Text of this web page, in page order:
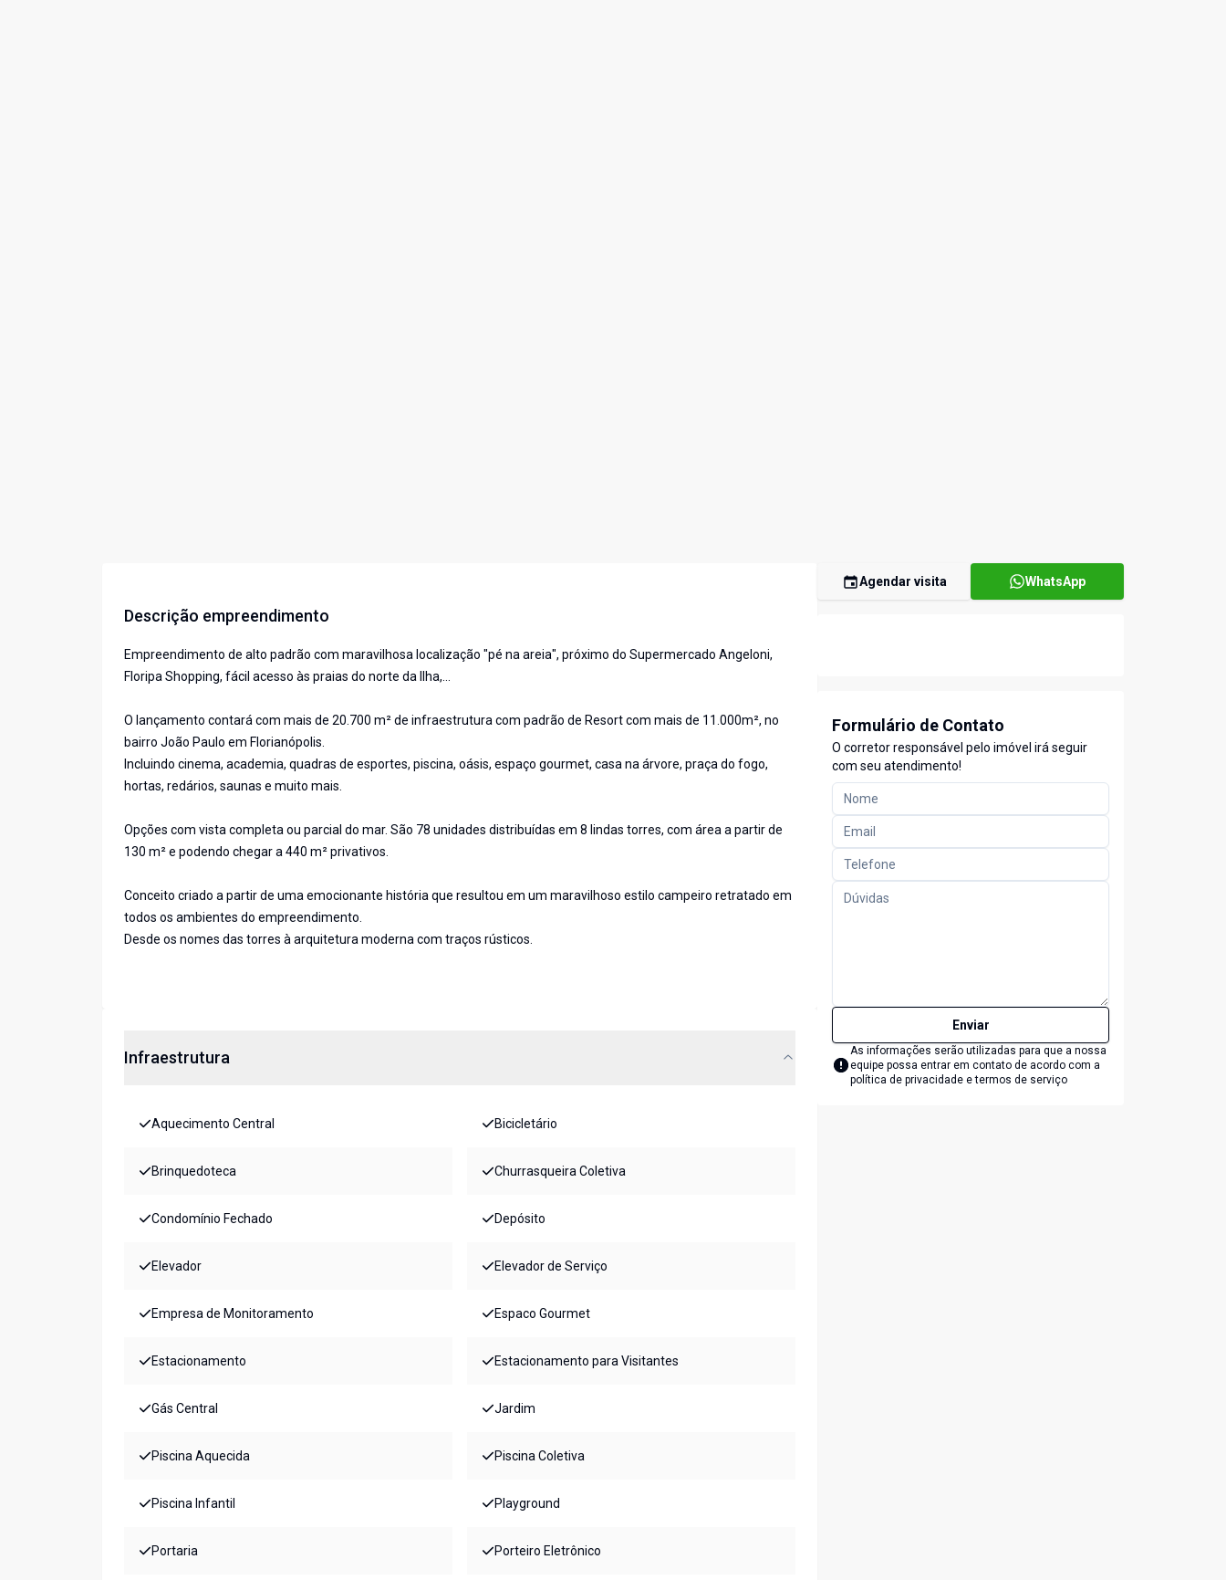
Descrição empreendimento
Empreendimento de alto padrão com maravilhosa localização "pé na areia", próximo do Supermercado Angeloni,
Floripa Shopping, fácil acesso às praias do norte da Ilha,...
O lançamento contará com mais de 20.700 m² de infraestrutura com padrão de Resort com mais de 11.000m², no
bairro João Paulo em Florianópolis.
Incluindo cinema, academia, quadras de esportes, piscina, oásis, espaço gourmet, casa na árvore, praça do fogo,
hortas, redários, saunas e muito mais.
Opções com vista completa ou parcial do mar. São 78 unidades distribuídas em 8 lindas torres, com área a partir de
130 m² e podendo chegar a 440 m² privativos.
Conceito criado a partir de uma emocionante história que resultou em um maravilhoso estilo campeiro retratado em
todos os ambientes do empreendimento.
Desde os nomes das torres à arquitetura moderna com traços rústicos.
Infraestrutura
Aquecimento Central Bicicletário
Brinquedoteca Churrasqueira Coletiva
Condomínio Fechado Depósito
Elevador Elevador de Serviço
Empresa de Monitoramento Espaco Gourmet
Estacionamento Estacionamento para Visitantes
Gás Central Jardim
Piscina Aquecida Piscina Coletiva
Piscina Infantil Playground
Portaria Porteiro Eletrônico
Agendar visita WhatsApp
Formulário de Contato
O corretor responsável pelo imóvel irá seguir
com seu atendimento!
Enviar
As informações serão utilizadas para que a nossa
equipe possa entrar em contato de acordo com a
política de privacidade e termos de serviço